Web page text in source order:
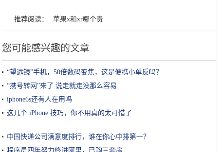
推荐阅读： 苹果x和xr哪个贵
您可能感兴趣的文章
“望远镜”手机，50倍数码变焦，这是便携小单反吗？
“携号转网”来了 说走就走没那么容易
iphone6s还有人在用吗
这几个 iPhone 技巧，你不用真的太可惜了
中国快递公司满意度排行，谁在你心中排第一？
程序员四年努力终进阿里，已购三套房